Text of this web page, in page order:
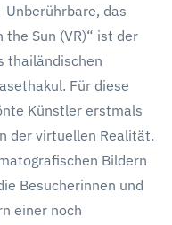
Unberührbare, das
Sun (VR)“ ist der
thailändischen
Für diese
Künstler erstmals
der virtuellen Realität.
Bildern
Besucherinnen und
einer noch